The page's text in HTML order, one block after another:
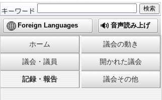
Foreign Languages 音声読み上げ
ホーム 議会の動き
議会・議員 開かれた議会
記録・報告 議会その他